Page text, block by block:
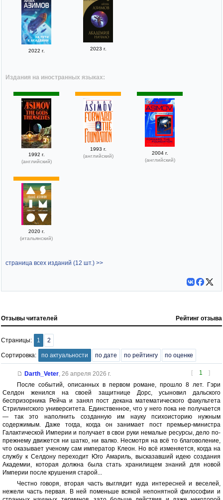
2022 г. 2023 г.
Издания на иностранных языках:
1992 г.
(английский)
1993 г.
(английский)
2004 г.
(английский)
2020 г.
(итальянский)
страница всех изданий (12 шт.) >>
Отзывы читателей Рейтинг отзыва
Страницы: 1 2
Сортировка: по актуальности по дате по рейтингу по оценке
[ 1 ]
Darth_Veter, 26 апреля 2026 г.
После событий, описанных в первом романе, прошло 8 лет. Гэри
Селдон женился на своей защитнице Дорс, усыновил дальского
беспризорника Рейча и занял пост декана математического факультета
Стрилингского университета. Единственное, что у него пока не получается
— так это наполнить созданную им науку психоисторию нужным
содержимым. Даже тогда, когда он занимает пост премьер-министра
Галактической Империи и получает в свои руки немалые ресурсы, дело по-
прежнему движется ни шатко, ни валко. Несмотря на всё то благоволение,
что оказывает ученому сам император Клеон. Но всё изменяется, когда на
службу к Селдону переходит Юго Амариль, высказавший идею создания
Академии, которая должна была стать хранилищем знаний для новой
Империи после крушения старой...
Честно говоря, вторая часть выглядит куда интересней и веселей,
нежели часть первая. В ней поменьше всякой непонятной философии и